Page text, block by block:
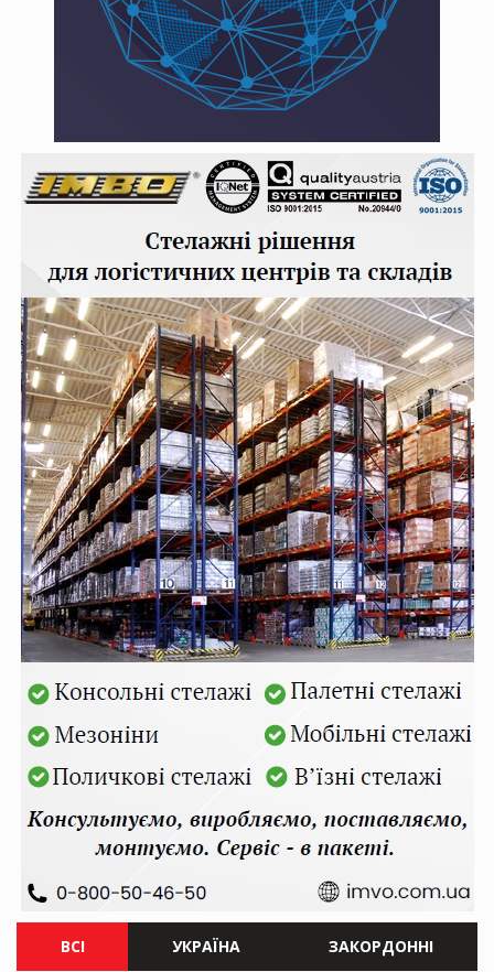
ВСІ УКРАЇНА ЗАКОРДОННІ